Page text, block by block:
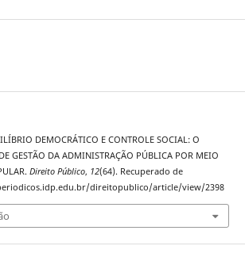
DEMOCRÁTICO E CONTROLE SOCIAL: O
GESTÃO DA ADMINISTRAÇÃO PÚBLICA POR MEIO
Direito Público, 12(64). Recuperado de
direitopublico/article/view/2398